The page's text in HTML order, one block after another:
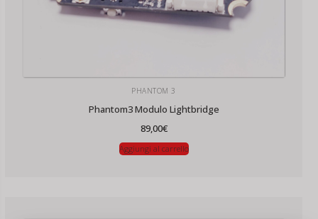
PHANTOM 3
Phantom3 Modulo Lightbridge
89,00€
Aggiungi al carrello